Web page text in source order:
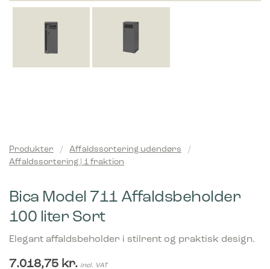
Produkter / Affaldssortering udendørs
/
Affaldssortering | 1 fraktion
Bica Model 711 Affaldsbeholder
100 liter Sort
Elegant affaldsbeholder i stilrent og praktisk design.
7.018,75 kr. incl. VAT